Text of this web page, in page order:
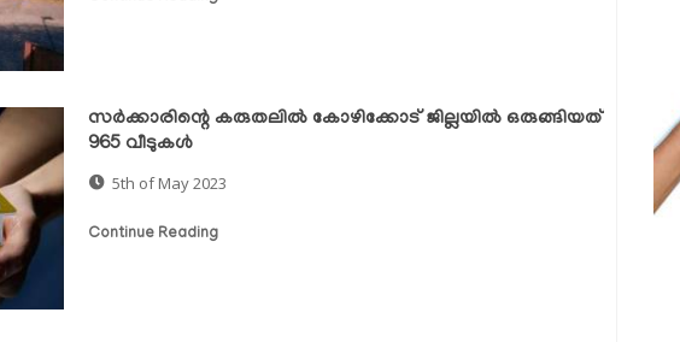
സര്‍ക്കാരിന്റെ കരുതലില്‍ കോഴിക്കോട് ജില്ലയില്‍ ഒരുങ്ങിയത്
965 വീടുകള്‍
5th of May 2023
Continue Reading